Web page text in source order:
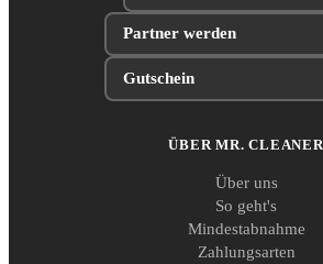
Partner werden
Gutschein
ÜBER MR. CLEANER
Über uns
So geht's
Mindestabnahme
Zahlungsarten